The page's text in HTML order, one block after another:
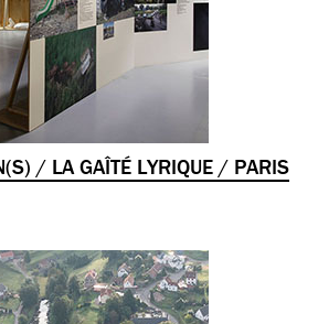
/ LA GAÎTÉ LYRIQUE / PARIS